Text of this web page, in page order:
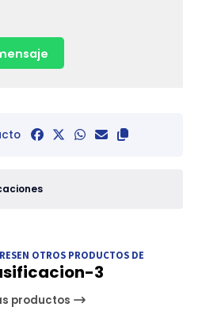
OTROS PRODUCTOS DE
3
productos